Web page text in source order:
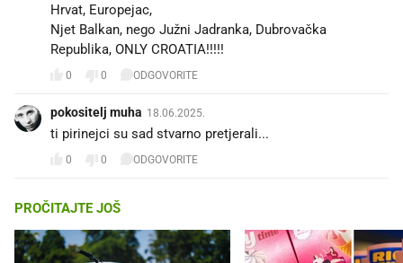
Hrvat, Europejac,
Njet Balkan, nego Južni Jadranka, Dubrovačka
Republika, ONLY CROATIA!!!!!
0 0 ODGOVORITE
pokositelj muha 18.06.2025.
ti pirinejci su sad stvarno pretjerali...
0 0 ODGOVORITE
PROČITAJTE JOŠ